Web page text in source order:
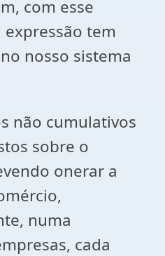
com esse
tem
nosso sistema
cumulativos
sobre o
onerar a
numa
cada